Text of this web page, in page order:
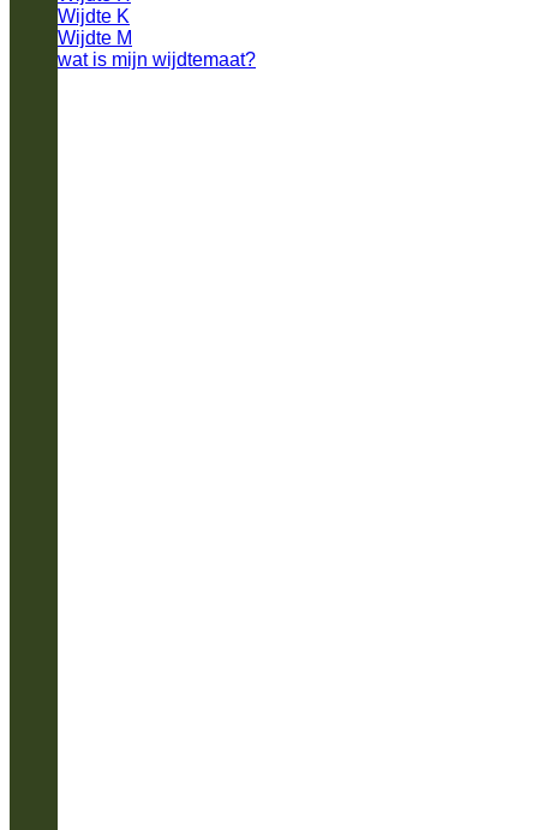
Wijdte K
Wijdte M
wat is mijn wijdtemaat?